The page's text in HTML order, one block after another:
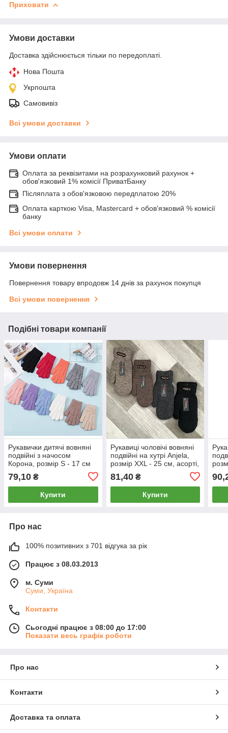
Приховати
Умови доставки
Доставка здійснюється тільки по передоплаті.
Нова Пошта
Укрпошта
Самовивіз
Всі умови доставки
Умови оплати
Оплата за реквізитами на розрахунковий рахунок +
обов'язковий 1% комісії ПриватБанку
Післяплата з обов'язковою передплатою 20%
Оплата карткою Visa, Mastercard + обов'язковий % комісії
банку
Всі умови оплати
Умови повернення
Повернення товару впродовж 14 днів за рахунок покупця
Всі умови повернення
Подібні товари компанії
Рукавички дитячі вовняні
подвійні з начосом
Корона, розмір S - 17 см
79,10 ₴
Купити
Рукавиці чоловічі вовняні
подвійні на хутрі Anjela,
розмір XXL - 25 см, асорті,
81,40₴
Купити
Про нас
100% позитивних з 701 відгука за рік
Працює з 08.03.2013
м. Суми
Суми, Україна
Контакти
Сьогодні працює з 08:00 до 17:00
Показати весь графік роботи
Про нас
Контакти
Доставка та оплата